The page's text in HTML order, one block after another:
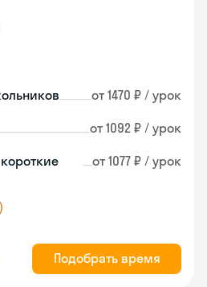
от 1470 ₽ / урок
от 1092 ₽ / урок
от 1077 ₽ / урок
Подобрать время